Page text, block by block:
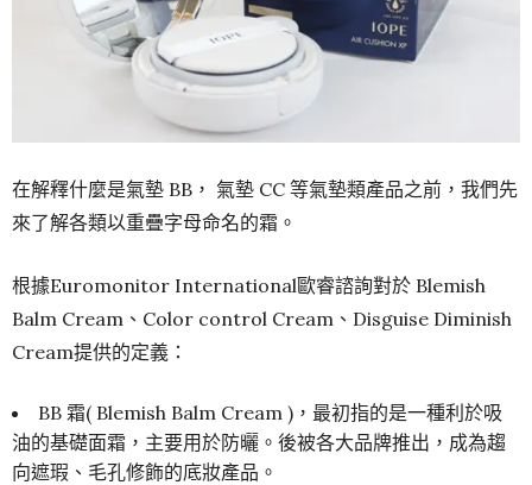
在解釋什麼是氣墊 BB， 氣墊 CC 等氣墊類產品之前，我們先
來了解各類以重疊字母命名的霜。
根據Euromonitor International歐睿諮詢對於 Blemish
Balm Cream、Color control Cream、Disguise Diminish
Cream提供的定義：
BB 霜( Blemish Balm Cream )，最初指的是一種利於吸
油的基礎面霜，主要用於防曬。後被各大品牌推出，成為趨
向遮瑕、毛孔修飾的底妝產品。